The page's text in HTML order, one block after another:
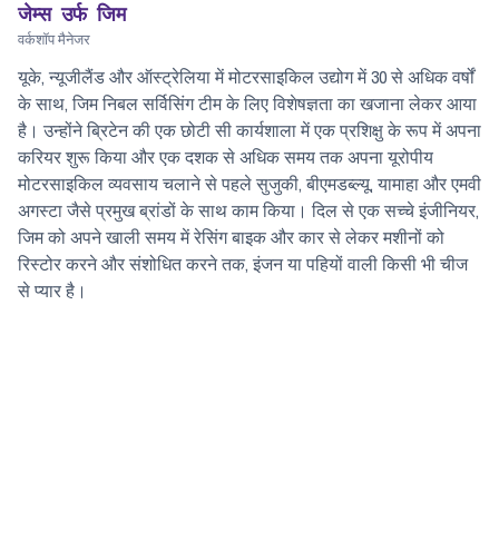
जेम्स उर्फ जिम
वर्कशॉप मैनेजर
यूके, न्यूजीलैंड और ऑस्ट्रेलिया में मोटरसाइकिल उद्योग में 30 से अधिक वर्षों
के साथ, जिम निबल सर्विसिंग टीम के लिए विशेषज्ञता का खजाना लेकर आया
है। उन्होंने ब्रिटेन की एक छोटी सी कार्यशाला में एक प्रशिक्षु के रूप में अपना
करियर शुरू किया और एक दशक से अधिक समय तक अपना यूरोपीय
मोटरसाइकिल व्यवसाय चलाने से पहले सुजुकी, बीएमडब्ल्यू, यामाहा और एमवी
अगस्टा जैसे प्रमुख ब्रांडों के साथ काम किया। दिल से एक सच्चे इंजीनियर,
जिम को अपने खाली समय में रेसिंग बाइक और कार से लेकर मशीनों को
रिस्टोर करने और संशोधित करने तक, इंजन या पहियों वाली किसी भी चीज
से प्यार है।